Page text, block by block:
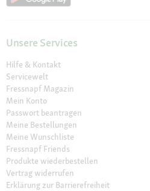
Unsere Services
Hilfe & Kontakt
Servicewelt
Fressnapf Magazin
Mein Konto
Passwort beantragen
Meine Bestellungen
Meine Wunschliste
Fressnapf Friends
Produkte wiederbestellen
Vertrag widerrufen
Erklärung zur Barrierefreiheit